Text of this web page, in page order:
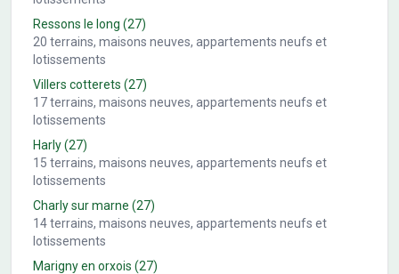
Ressons le long (27)
20 terrains, maisons neuves, appartements neufs et
lotissements
Villers cotterets (27)
17terrains, maisons neuves, appartements neufs et
lotissements
Harly(27)
15 terrains, maisons neuves, appartements neufs et
lotissements
Charly sur marne (27)
14terrains, maisons neuves, appartements neufs et
lotissements
Marigny en orxois (27)